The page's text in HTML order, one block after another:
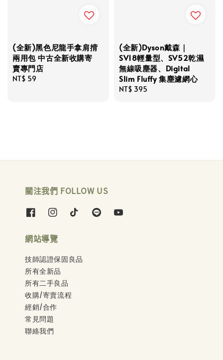
(全新)黑色尼龍手拿肩揹
兩用包 中古全新收購寄
賣專門店
Regular
NT$ 59
(全新)Dyson戴森｜
SV18輕量型、SV52乾濕
無線吸塵器、Digital
Slim Fluffy 集塵濾網心
Regular
NT$ 395
關注我們 FOLLOW US
網站導覽
技師認證保固良品
所有全新品
所有二手良品
收購/寄賣流程
經銷/合作
常見問題
聯絡我們